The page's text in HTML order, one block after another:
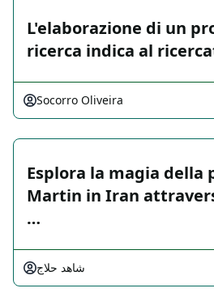
L'elaborazione di un
ricerca indica al
Socorro Oliveira
Esplora la magia della
Martin in Iran
…
شاهد حلاج